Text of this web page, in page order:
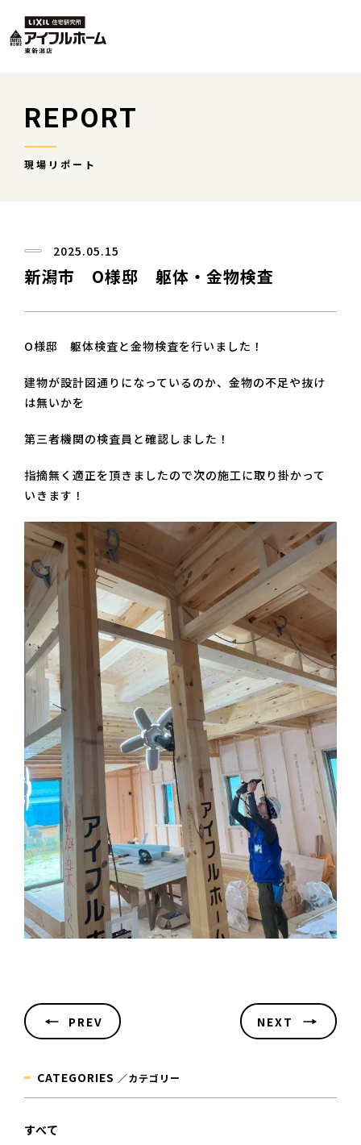
REPORT
現場リポート
2025.05.15
新潟市 O様邸 躯体・金物検査
O様邸 躯体検査と金物検査を行いました！
建物が設計図通りになっているのか、金物の不足や抜け
は無いかを
第三者機関の検査員と確認しました！
指摘無く適正を頂きましたので次の施工に取り掛かって
いきます！
PREV NEXT
CATEGORIES ／カテゴリー
すべて